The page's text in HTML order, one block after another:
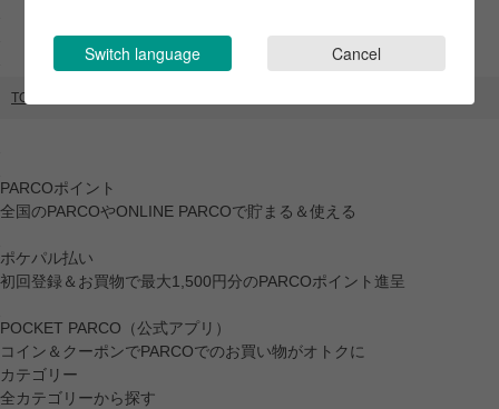
TOP
PARCOポイント
全国のPARCOやONLINE PARCOで貯まる＆使える
ポケパル払い
初回登録＆お買物で最大1,500円分のPARCOポイント進呈
POCKET PARCO（公式アプリ）
コイン＆クーポンでPARCOでのお買い物がオトクに
カテゴリー
全カテゴリーから探す
Switch language Cancel